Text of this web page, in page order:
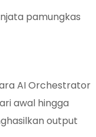
pamungkas
AI Orchestrator
awal hingga
output